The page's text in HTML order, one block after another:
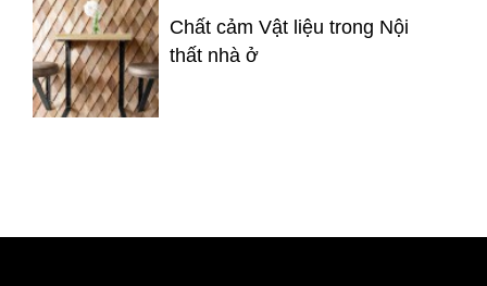
Chất cảm Vật liệu trong Nội
thất nhà ở